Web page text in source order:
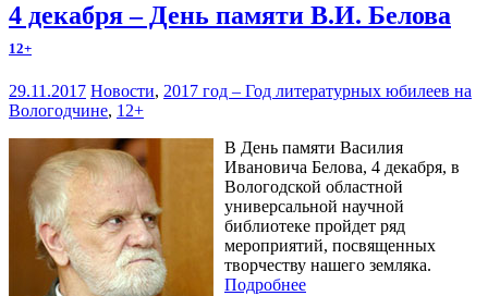
4 декабря – День памяти В.И. Белова
12+
29.11.2017 Новости, 2017 год – Год литературных юбилеев на
Вологодчине, 12+
В День памяти Василия
Ивановича Белова, 4 декабря, в
Вологодской областной
универсальной научной
библиотеке пройдет ряд
мероприятий, посвященных
творчеству нашего земляка.
Подробнее